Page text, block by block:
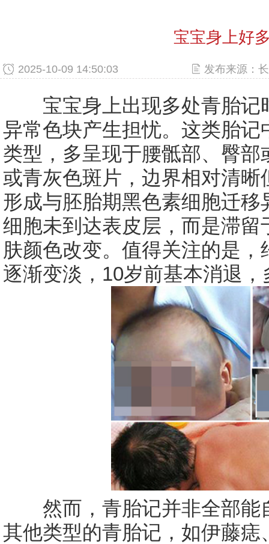
宝宝身上好
2025-10-09 14:50:03 发布来源：
宝宝身上出现多处青胎记
异常色块产生担忧。这类胎
类型，多呈现于腰骶部、臀
或青灰色斑片，边界相对清
形成与胚胎期黑色素细胞迁
细胞未到达表皮层，而是滞
肤颜色改变。值得关注的是
逐渐变淡，10岁前基本消退
然而，青胎记并非全部能
其他类型的青胎记，如伊藤